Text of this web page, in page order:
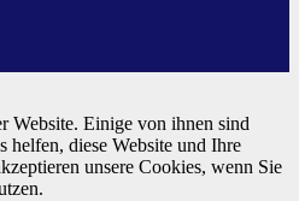
Website. Einige von ihnen sind
helfen, diese Website und Ihre
unsere Cookies, wenn Sie